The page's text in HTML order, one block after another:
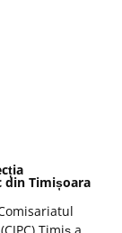
din Timișoara
Timiș a